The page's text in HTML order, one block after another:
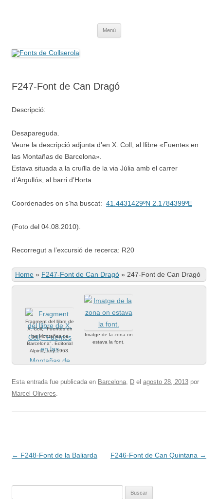
Menú
F247-Font de Can Dragó
Descripció:
Desapareguda.
Veure la descripció adjunta d’en X. Coll, al llibre «Fuentes en
las Montañas de Barcelona».
Estava situada a la cruïlla de la via Júlia amb el carrer
d’Argullós, al barri d’Horta.
Coordenades on s’ha buscat: 41.4431429ºN 2.1784399ºE
(Foto del 04.08.2010).
Recorregut a l’excursió de recerca: R20
Home » F247-Font de Can Dragó » 247-Font de Can Dragó
Fragment del llibre de
X. Coll, "Fuentes en
las Montañas de
Barcelona". Editorial
Alpina, any 1963.
Imatge de la zona on
estava la font.
Esta entrada fue publicada en Barcelona, D el agosto 28, 2013 por
Marcel Oliveres.
Navegación
← F248-Font de la Baliarda F246-Font de Can Quintana →